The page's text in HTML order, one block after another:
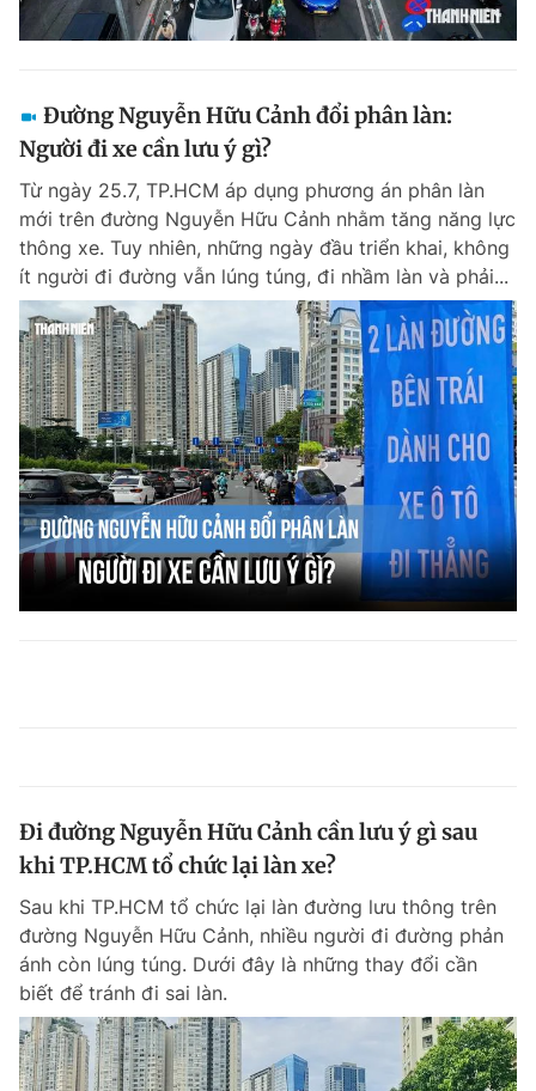
Đường Nguyễn Hữu Cảnh đổi phân làn:
Người đi xe cần lưu ý gì?
Từ ngày 25.7, TP.HCM áp dụng phương án phân làn
mới trên đường Nguyễn Hữu Cảnh nhằm tăng năng lực
thông xe. Tuy nhiên, những ngày đầu triển khai, không
ít người đi đường vẫn lúng túng, đi nhầm làn và phải...
Đi đường Nguyễn Hữu Cảnh cần lưu ý gì sau
khi TP.HCM tổ chức lại làn xe?
Sau khi TP.HCM tổ chức lại làn đường lưu thông trên
đường Nguyễn Hữu Cảnh, nhiều người đi đường phản
ánh còn lúng túng. Dưới đây là những thay đổi cần
biết để tránh đi sai làn.